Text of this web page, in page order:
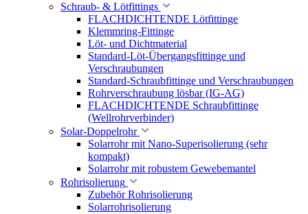
Schraub- & Lötfittings
FLACHDICHTENDE Lötfittinge
Klemmring-Fittinge
Löt- und Dichtmaterial
Standard-Löt-Übergangsfittinge und
Verschraubungen
Standard-Schraubfittinge und Verschraubungen
Rohrverschraubung lösbar (IG-AG)
FLACHDICHTENDE Schraubfittinge
(Wellrohrverbinder)
Solar-Doppelrohr
Solarrohr mit Nano-Superisolierung (sehr
kompakt)
Solarrohr mit robustem Gewebemantel
Rohrisolierung
Zubehör Rohrisolierung
Solarrohrisolierung